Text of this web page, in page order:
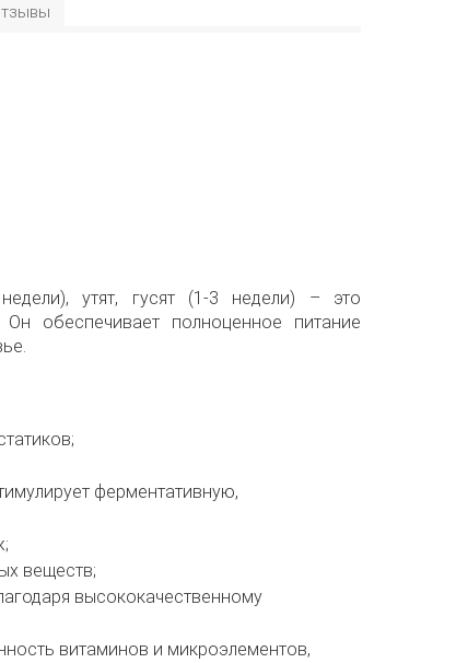
утят, гусят (1-3 недели) – это
обеспечивает полноценное питание
ферментативную,
веществ;
высококачественному
витаминов и микроэлементов,